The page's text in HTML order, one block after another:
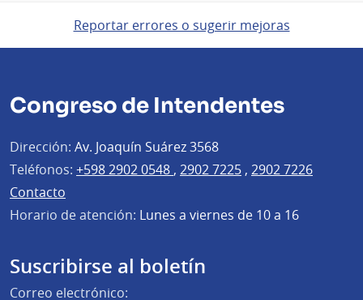
Reportar errores o sugerir mejoras
Congreso de Intendentes
Dirección: Av. Joaquín Suárez 3568
Teléfonos: +598 2902 0548 , 2902 7225 , 2902 7226
Contacto
Horario de atención: Lunes a viernes de 10 a 16
Suscribirse al boletín
Correo electrónico: